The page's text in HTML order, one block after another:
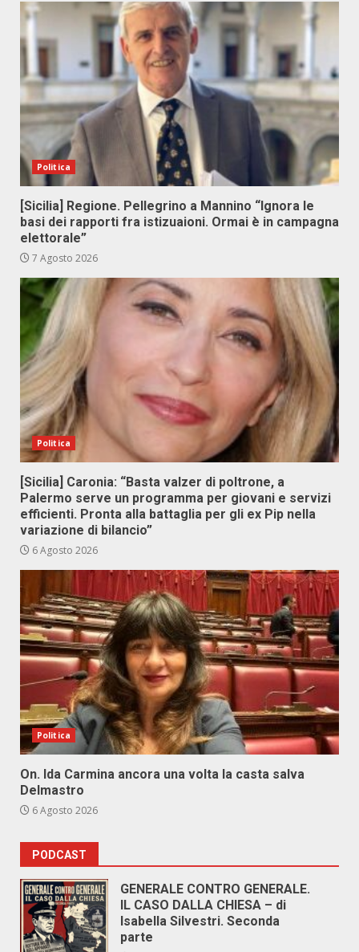
Politica
[Sicilia] Regione. Pellegrino a Mannino “Ignora le
basi dei rapporti fra istizuaioni. Ormai è in campagna
elettorale”
7 Agosto 2026
Politica
[Sicilia] Caronia: “Basta valzer di poltrone, a
Palermo serve un programma per giovani e servizi
efficienti. Pronta alla battaglia per gli ex Pip nella
variazione di bilancio”
6 Agosto 2026
Politica
On. Ida Carmina ancora una volta la casta salva
Delmastro
6 Agosto 2026
PODCAST
GENERALE CONTRO GENERALE.
IL CASO DALLA CHIESA – di
Isabella Silvestri. Seconda
parte